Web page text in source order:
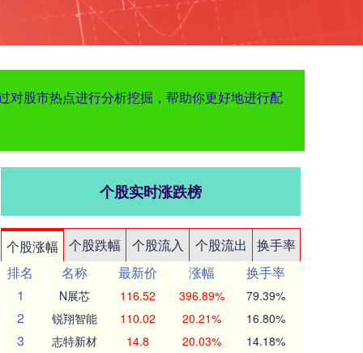
对股市热点进行分析挖掘，帮助你更好地进行配
个股实时涨跌榜
个股涨幅 个股跌幅 个股流入 个股流出
换手率
排名
名称 最新价 涨幅
换手率
1
N展芯 116.52 396.89% 79.39%
2 锐翔智能 110.02 20.21% 16.80%
3 志特新材 14.8 20.03% 14.18%